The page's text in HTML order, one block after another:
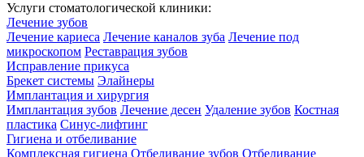
Услуги стоматологической клиники:
Лечение зубов
Лечение кариеса Лечение каналов зуба Лечение под
микроскопом Реставрация зубов
Исправление прикуса
Брекет системы Элайнеры
Имплантация и хирургия
Имплантация зубов Лечение десен Удаление зубов Костная
пластика Синус-лифтинг
Гигиена и отбеливание
Комплексная гигиена Отбеливание зубов Отбеливание